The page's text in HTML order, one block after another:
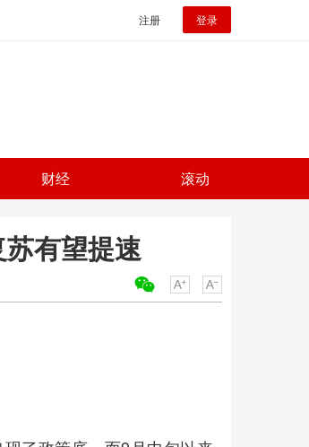
注册 登录
财经 滚动
有望提速